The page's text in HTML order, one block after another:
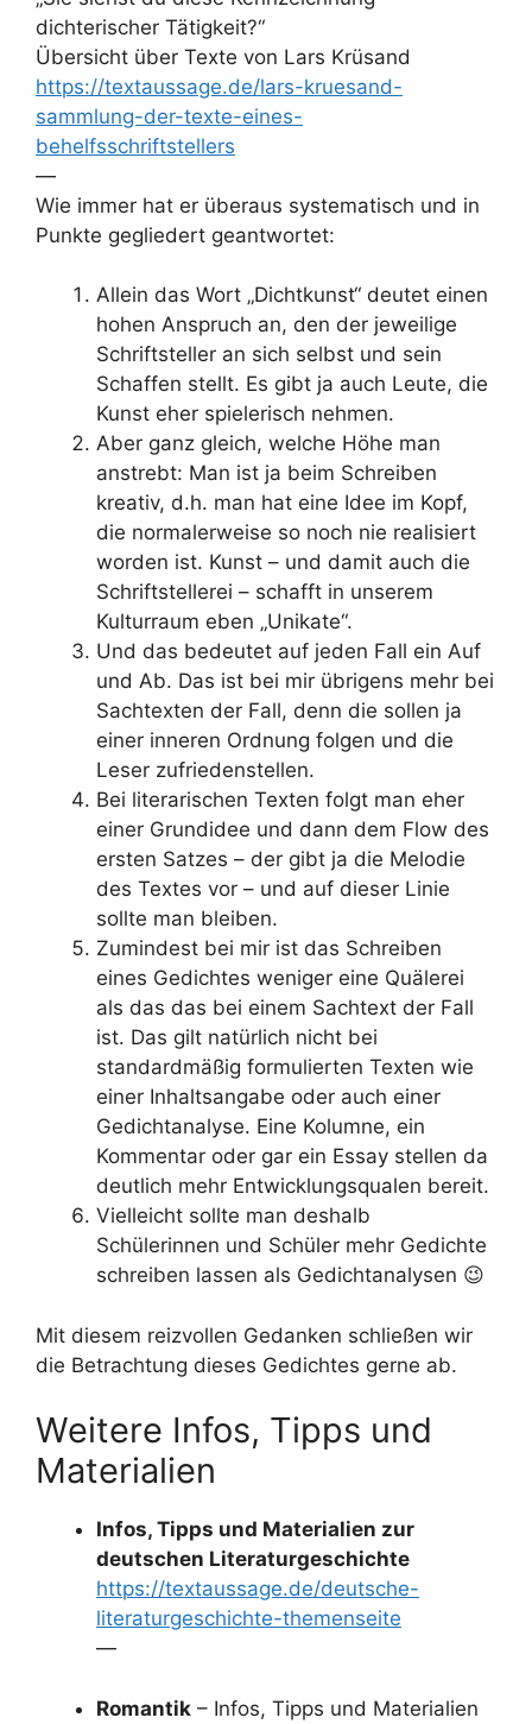
dichterischer Tätigkeit?“
Übersicht über Texte von Lars Krüsand
https://textaussage.de/lars-kruesand-
sammlung-der-texte-eines-
behelfsschriftstellers
—
Wie immer hat er überaus systematisch und in
Punkte gegliedert geantwortet:
Allein das Wort „Dichtkunst“ deutet einen
hohen Anspruch an, den der jeweilige
Schriftsteller an sich selbst und sein
Schaffen stellt. Es gibt ja auch Leute, die
Kunst eher spielerisch nehmen.
Aber ganz gleich, welche Höhe man
anstrebt: Man ist ja beim Schreiben
kreativ, d.h. man hat eine Idee im Kopf,
die normalerweise so noch nie realisiert
worden ist. Kunst – und damit auch die
Schriftstellerei – schafft in unserem
Kulturraum eben „Unikate“.
Und das bedeutet auf jeden Fall ein Auf
und Ab. Das ist bei mir übrigens mehr bei
Sachtexten der Fall, denn die sollen ja
einer inneren Ordnung folgen und die
Leser zufriedenstellen.
Bei literarischen Texten folgt man eher
einer Grundidee und dann dem Flow des
ersten Satzes – der gibt ja die Melodie
des Textes vor – und auf dieser Linie
sollte man bleiben.
Zumindest bei mir ist das Schreiben
eines Gedichtes weniger eine Quälerei
als das das bei einem Sachtext der Fall
ist. Das gilt natürlich nicht bei
standardmäßig formulierten Texten wie
einer Inhaltsangabe oder auch einer
Gedichtanalyse. Eine Kolumne, ein
Kommentar oder gar ein Essay stellen da
deutlich mehr Entwicklungsqualen bereit.
Vielleicht sollte man deshalb
Schülerinnen und Schüler mehr Gedichte
schreiben lassen als Gedichtanalysen 😉
Mit diesem reizvollen Gedanken schließen wir
die Betrachtung dieses Gedichtes gerne ab.
Weitere Infos, Tipps und
Materialien
Infos, Tipps und Materialien zur
deutschen Literaturgeschichte
https://textaussage.de/deutsche-
literaturgeschichte-themenseite
—
Romantik – Infos, Tipps und Materialien